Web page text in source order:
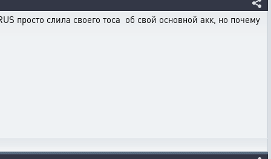
просто слила своего тоса об свой основной акк, но почему